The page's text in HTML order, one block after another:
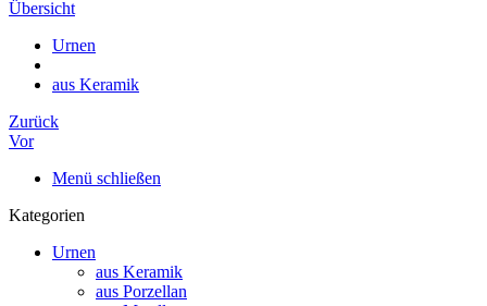
Übersicht
Urnen
aus Keramik
Zurück
Vor
Menü schließen
Kategorien
Urnen
aus Keramik
aus Porzellan